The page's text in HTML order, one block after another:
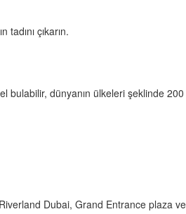
çıkarın.
bulabilir, dünyanın ülkeleri şeklinde
Dubai, Grand Entrance plaza